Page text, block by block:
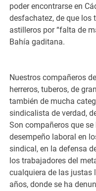
poder encontrarse en
desfachatez, de que los
astilleros por “falta de
Bahía gaditana.
Nuestros compañeros
herreros, tuberos, de
también de mucha
sindicalista de verdad,
Son compañeros que
desempeño laboral en
sindical, en la defensa
los trabajadores del
cualquiera de las justas
años, donde se ha